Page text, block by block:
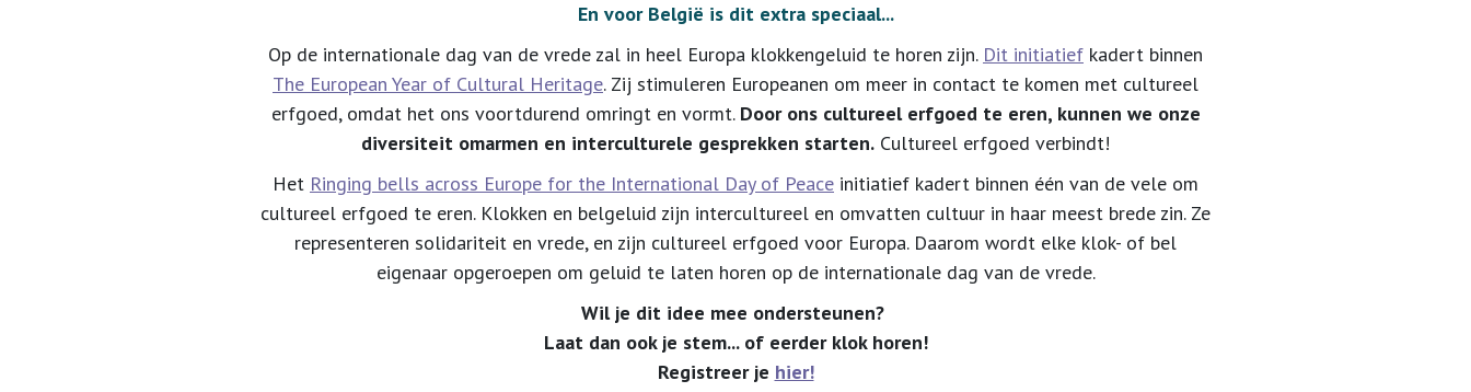
En voor België is dit extra speciaal...
Op de internationale dag van de vrede zal in heel Europa klokkengeluid te horen zijn. Dit initiatief kadert binnen
The European Year of Cultural Heritage. Zij stimuleren Europeanen om meer in contact te komen met cultureel
erfgoed, omdat het ons voortdurend omringt en vormt. Door ons cultureel erfgoed te eren, kunnen we onze
diversiteit omarmen en interculturele gesprekken starten. Cultureel erfgoed verbindt!
Het Ringing bells across Europe for the International Day of Peace initiatief kadert binnen één van de vele om
cultureel erfgoed te eren. Klokken en belgeluid zijn intercultureel en omvatten cultuur in haar meest brede zin. Ze
representeren solidariteit en vrede, en zijn cultureel erfgoed voor Europa. Daarom wordt elke klok- of bel
eigenaar opgeroepen om geluid te laten horen op de internationale dag van de vrede.
Wil je dit idee mee ondersteunen?
Laat dan ook je stem... of eerder klok horen!
Registreer je hier!